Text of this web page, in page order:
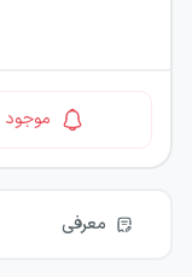
موجود
معرفی